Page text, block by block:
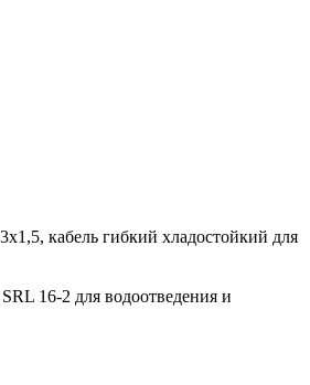
кабель гибкий хладостойкий для
16-2 для водоотведения и